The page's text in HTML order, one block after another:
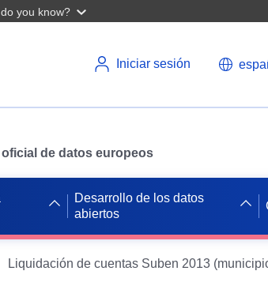
you know?
Iniciar sesión
oficial de datos europeos
Desarrollo de los datos
abiertos
Liquidación de cuentas Suben 2013